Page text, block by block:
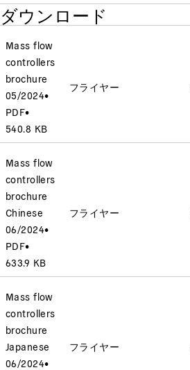
ダウンロード
Mass flow
controllers
brochure
05/2024•
PDF•
540.8 KB
フライヤー
Mass flow
controllers
brochure
Chinese
06/2024•
PDF•
633.9 KB
フライヤー
Mass flow
controllers
brochure
Japanese
06/2024•
フライヤー